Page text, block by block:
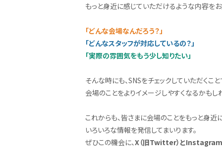
もっと身近に感じていただけるような内容をお
「どんな会場なんだろう？」
「どんなスタッフが対応しているの？」
「実際の雰囲気をもう少し知りたい」
そんな時にも、SNSをチェックしていただくこと
会場のことをよりイメージしやすくなるかもし
これからも、皆さまに会場のことをもっと身近
いろいろな情報を発信してまいります。
ぜひこの機会に、X（旧Twitter）とInstagram